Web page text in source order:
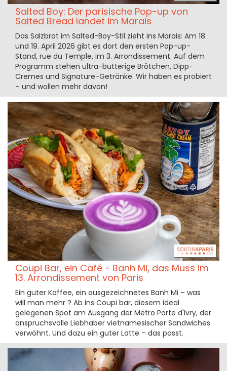
Salted Boy: Der parisische Pop-up von
Salted Bread landet im Marais
Das Salzbrot im Salted-Boy-Stil zieht ins Marais: Am 18.
und 19. April 2026 gibt es dort den ersten Pop-up-
Stand, rue du Temple, im 3. Arrondissement. Auf dem
Programm stehen ultra-butterige Brötchen, Dipp-
Cremes und Signature-Getränke. Wir haben es probiert
– und wollen mehr davon!
Coupi Bar, ein Café - Banh Mi, das Muss im
13. Arrondissement von Paris
Ein guter Kaffee, ein ausgezeichnetes Banh Mi – was
will man mehr ? Ab ins Coupi bar, diesem ideal
gelegenen Spot am Ausgang der Metro Porte d'Ivry, der
anspruchsvolle Liebhaber vietnamesischer Sandwiches
verwöhnt. Und dazu ein guter Latte – das passt.